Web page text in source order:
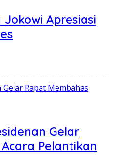
Apresiasi
Gelar
Pelantikan